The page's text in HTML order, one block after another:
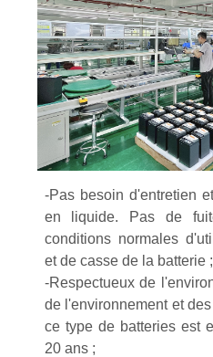
-Pas besoin d'entretien
en liquide. Pas de
conditions normales
et de casse de la batterie ;
-Respectueux de
de l'environnement et
ce type de batteries est
20 ans ;